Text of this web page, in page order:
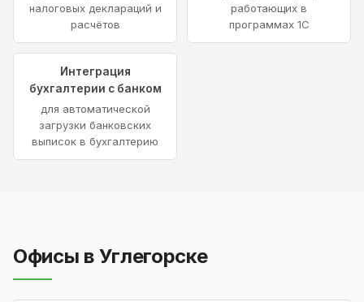
налоговых деклараций и
расчётов
работающих в
программах 1С
Интеграция
бухгалтерии с банком
для автоматической
загрузки банковских
выписок в бухгалтерию
Офисы в Углегорске